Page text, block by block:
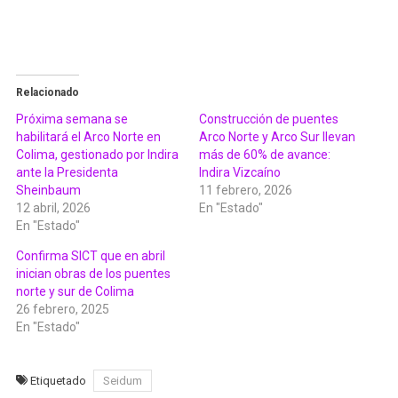
Relacionado
Próxima semana se
habilitará el Arco Norte en
Colima, gestionado por Indira
ante la Presidenta
Sheinbaum
12 abril, 2026
En "Estado"
Construcción de puentes
Arco Norte y Arco Sur llevan
más de 60% de avance:
Indira Vizcaíno
11 febrero, 2026
En "Estado"
Confirma SICT que en abril
inician obras de los puentes
norte y sur de Colima
26 febrero, 2025
En "Estado"
Etiquetado Seidum